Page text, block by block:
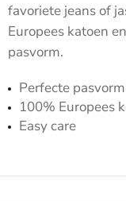
favoriete jeans of
Europees katoen
pasvorm.
Perfecte pasvorm
100% Europees
Easy care